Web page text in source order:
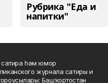
Рубрика "Еда и
напитки"
сатира һәм юмор
журнала сатиры и
Башҡортостан